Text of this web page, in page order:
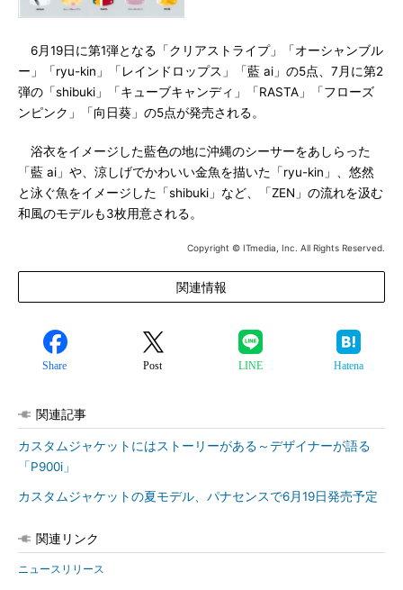
6月19日に第1弾となる「クリアストライプ」「オーシャンブル
ー」「ryu-kin」「レインドロップス」「藍 ai」の5点、7月に第2
弾の「shibuki」「キューブキャンディ」「RASTA」「フローズ
ンピンク」「向日葵」の5点が発売される。
浴衣をイメージした藍色の地に沖縄のシーサーをあしらった
「藍 ai」や、涼しげでかわいい金魚を描いた「ryu-kin」、悠然
と泳ぐ魚をイメージした「shibuki」など、「ZEN」の流れを汲む
和風のモデルも3枚用意される。
Copyright © ITmedia, Inc. All Rights Reserved.
関連情報
Share Post LINE Hatena
関連記事
カスタムジャケットにはストーリーがある～デザイナーが語る
「P900i」
カスタムジャケットの夏モデル、パナセンスで6月19日発売予定
関連リンク
ニュースリリース